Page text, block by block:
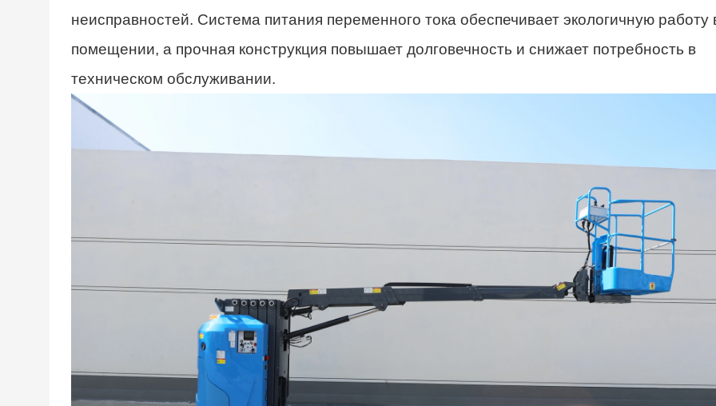
неисправностей. Система питания переменного тока обеспечивает экологичную работу
помещении, а прочная конструкция повышает долговечность и снижает потребность в
техническом обслуживании.